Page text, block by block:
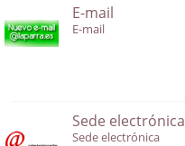
E-mail
E-mail
Sede electrónica
Sede electrónica